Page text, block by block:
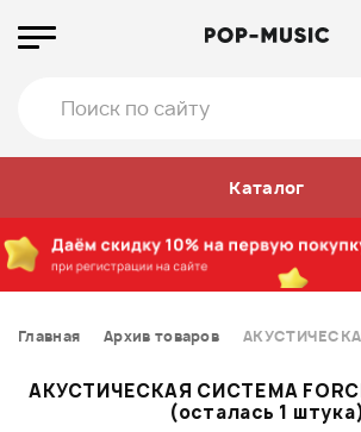
Каталог
Главная Архив товаров
АКУСТИЧЕСКАЯ СИСТЕМА
(осталась 1